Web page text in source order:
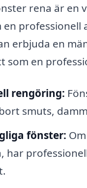
rena är en
en
erbjuda en
som en
rengöring:
smuts,
fönster:
har